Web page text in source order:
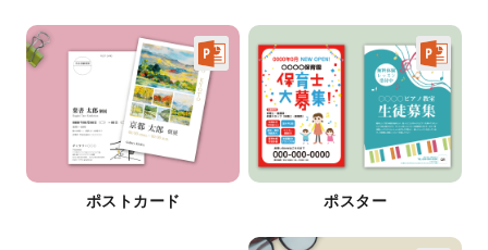
ポストカード ポスター